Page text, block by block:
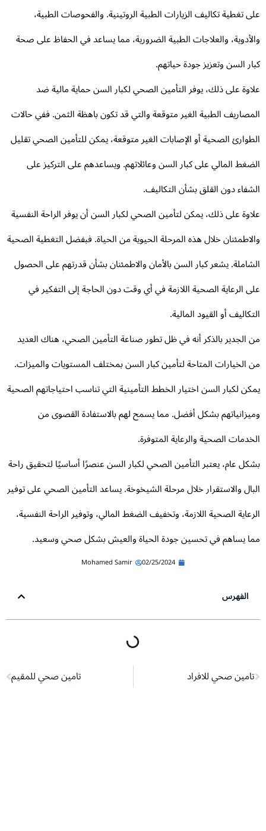
تغطية تكاليف الزيارات الطبية الروتينية. والفحوصات الطبية،
والعلاجات الطبية الضرورية، مما يساعد في الحفاظ على صحة
السن وتعزيز جودة حياتهم.
على ذلك، يوفر التأمين الصحي لكبار السن حماية مالية ضد
الطبية الغير متوقعة والتي قد تكون باهظة الثمن. ففي حالات
الصحية أو الإصابات الغير متوقعة، يمكن للتأمين الصحي تقليل
المالي على كبار السن وعائلاتهم. ويساعدهم على التركيز على
دون القلق بشأن التكاليف.
على ذلك، يمكن لتأمين الصحي لكبار السن أن يوفر الراحة النفسية
خلال هذه المرحلة الحيوية من الحياة. فبفضل التغطية الصحية
يشعر كبار السن بالأمان والاطمئنان بشأن قدرتهم على الحصول
الرعاية الصحية اللازمة في أي وقت دون الحاجة إلى التفكير في
أو القيود المالية.
الجدير بالذكر أنه في ظل تطور صناعة التأمين الصحي، هناك العديد
الخيارات المتاحة لتأمين كبار السن بمختلف المستويات والميزات.
لكبار السن اختيار الخطط التأمينية التي تناسب احتياجاتهم الصحية
بشكل أفضل. مما يسمح لهم بالاستفادة القصوى من
الصحية والرعاية المتوفرة.
عام، يعتبر التأمين الصحي لكبار السن عنصرًا أساسيًا لتحقيق راحة
والاستقرار خلال مرحلة الشيخوخة. يساعد التأمين الصحي على توفير
الصحية اللازمة، وتخفيف الضغط المالي، وتوفير الراحة النفسية،
يساهم في تحسين جودة الحياة والعيش بشكل صحي وسعيد.
02/25/2024
Mohamed Samir
الفهرس
تامين صحي للافراد تامين صحي للمقيم